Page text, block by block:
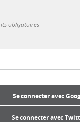
obligatoires
Se connecter avec
Se connecter avec